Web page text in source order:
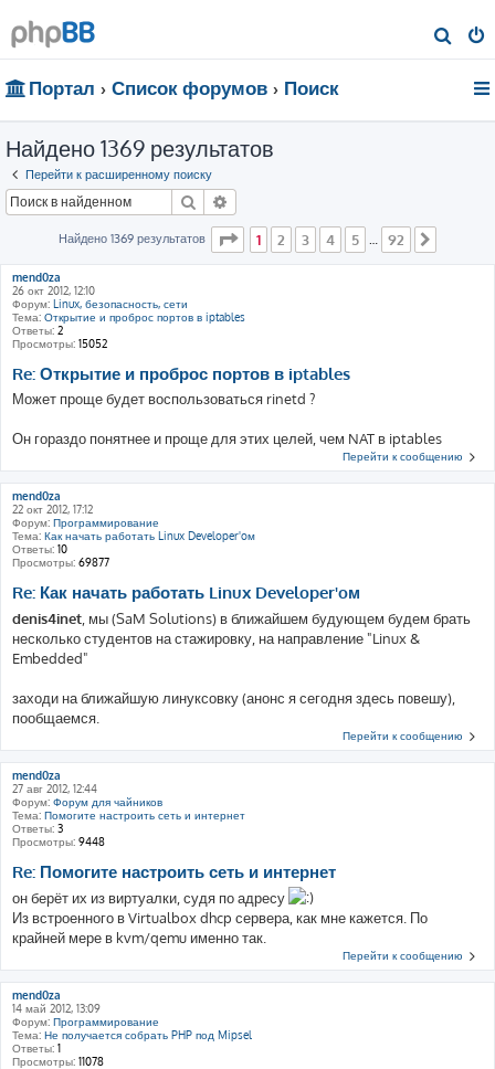
о
Портал Список форумов Поиск
Найдено 1369 результатов
Перейти к расширенному поиску
Поиск
Найдено 1369 результатов Страница из 92
1 2 3 4 5 92
mend0za
26 окт 2012, 12:10
Форум: Linux, безопасность, сети
Тема: Открытие и проброс портов в iptables
Ответы: 2
Просмотры: 15052
Re: Открытие и проброс портов в iptables
Может проще будет воспользоваться rinetd ?
Он гораздо понятнее и проще для этих целей, чем NAT в iptables
Перейти к сообщению
mend0za
22 окт 2012, 17:12
Форум: Программирование
Тема: Как начать работать Linux Developer'oм
Ответы: 10
Просмотры: 69877
Re: Как начать работать Linux Developer'oм
denis4inet , мы (SaM Solutions) в ближайшем будующем будем брать
несколько студентов на стажировку, на направление "Linux &
Embedded"
заходи на ближайшую линуксовку (анонс я сегодня здесь повешу),
пообщаемся.
Перейти к сообщению
mend0za
27 авг 2012, 12:44
Форум: Форум для чайников
Тема: Помогите настроить сеть и интернет
Ответы: 3
Просмотры: 9448
Re: Помогите настроить сеть и интернет
он берёт их из виртуалки, судя по адресу
Из встроенного в Virtualbox dhcp сервера, как мне кажется. По
крайней мере в kvm/qemu именно так.
Перейти к сообщению
mend0za
14 май 2012, 13:09
Форум: Программирование
Тема: Не получается собрать PHP под Mipsel
Ответы: 1
Просмотры: 11078